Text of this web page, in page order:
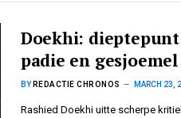
Doekhi:
padie en
BY REDACTIE CHRONOS MARCH 23,
Rashied Doekhi uitte scherpe